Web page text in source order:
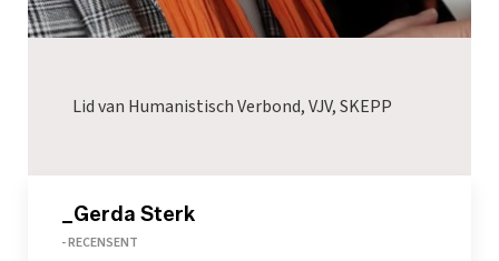
Lid van Humanistisch Verbond, VJV, SKEPP
_Gerda Sterk
- RECENSENT